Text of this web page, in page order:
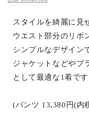
スタイルを綺麗に見
ウエスト部分のリボ
シンプルなデザイン
ジャケットなどやブ
として最適な1着です
(パンツ 13,380円(内